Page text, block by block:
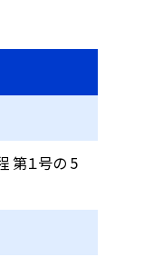
第１号の 5